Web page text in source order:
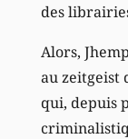
des
Alors,
au zeitgeist
qui, depuis